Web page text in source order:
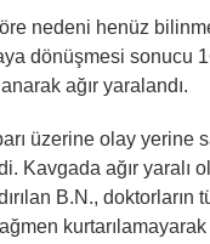
nedeni henüz
dönüşmesi sonucu
ağır yaralandı.
üzerine olay yerine
Kavgada ağır yaralı
B.N., doktorların
kurtarılamayarak